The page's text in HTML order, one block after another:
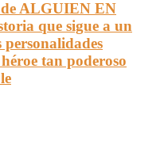
ALGUIEN EN
que sigue a un
personalidades
tan poderoso